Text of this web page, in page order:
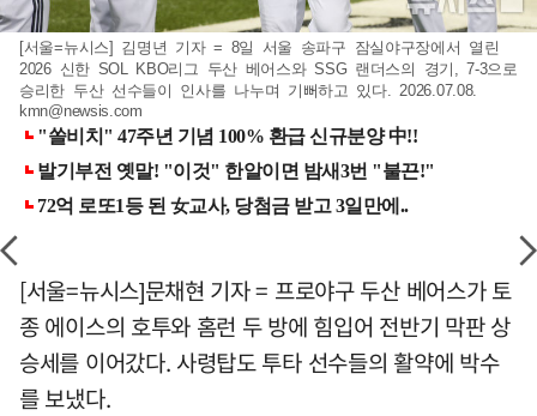
[서울=뉴시스] 김명년 기자 = 8일 서울 송파구 잠실야구장에서 열린
2026 신한 SOL KBO리그 두산 베어스와 SSG 랜더스의 경기, 7-3으로
승리한 두산 선수들이 인사를 나누며 기뻐하고 있다. 2026.07.08.
kmn@newsis.com
[서울=뉴시스]문채현 기자 = 프로야구 두산 베어스가 토
종 에이스의 호투와 홈런 두 방에 힘입어 전반기 막판 상
승세를 이어갔다. 사령탑도 투타 선수들의 활약에 박수
를 보냈다.